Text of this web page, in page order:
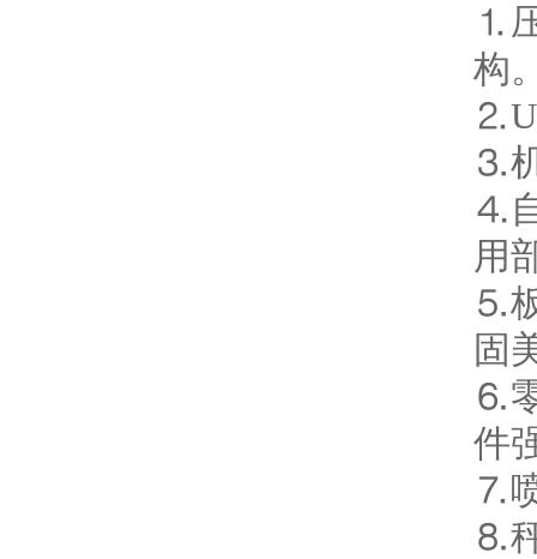
⒈
构
⒉U
⒊
⒋
用
⒌
固
⒍
件
⒎
⒏